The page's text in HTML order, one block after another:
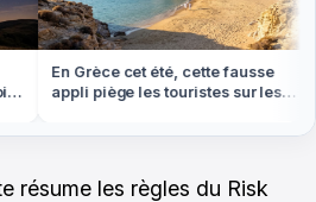
En Grèce cet été, cette fausse
appli piège les touristes sur les
résume les règles du Risk